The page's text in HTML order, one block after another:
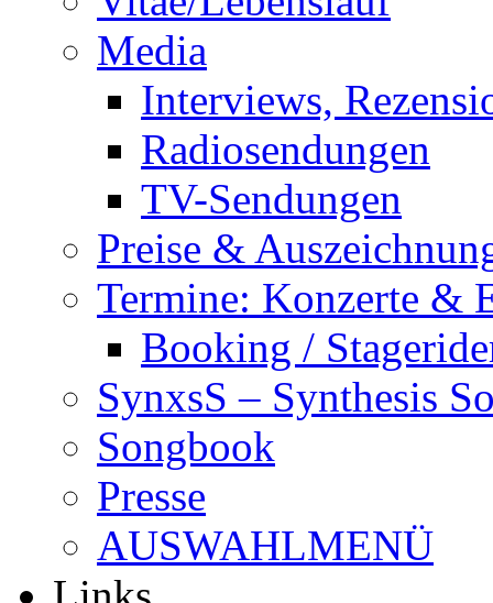
Media
Interviews,
Radiosendungen
TV-Sendungen
Preise &
Termine: Konzerte &
Booking /
SynxsS – Synthesis
Songbook
Presse
AUSWAHLMENÜ